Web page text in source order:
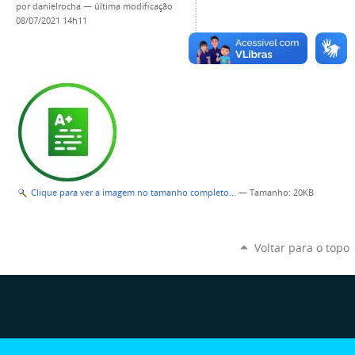
pordanielrocha — última modificação
08/07/2021 14h11
Clique para ver a imagem no tamanho completo… — Tamanho: 20KB
Voltar para o topo